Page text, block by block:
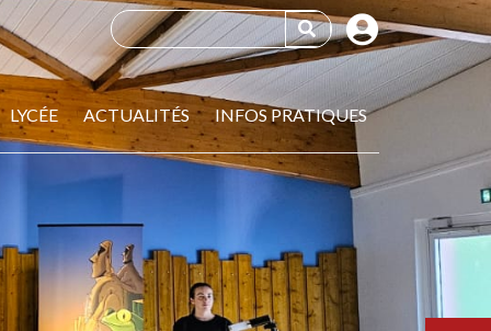
LYCÉE ACTUALITÉS INFOS PRATIQUES